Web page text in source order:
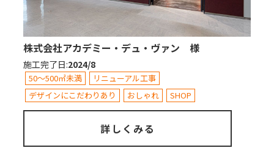
株式会社アカデミー・デュ・ヴァン 様
施工完了日:2024/8
50～500㎡未満
リニューアル工事
デザインにこだわりあり
おしゃれ SHOP
詳しくみる